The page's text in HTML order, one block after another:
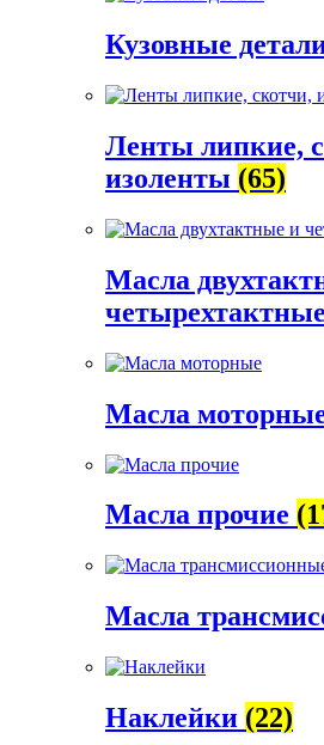
Кузовные
Ленты липкие,
изоленты (65)
Масла
четырехтактные
Масла
Масла прочие
Масла
Наклейки (22)